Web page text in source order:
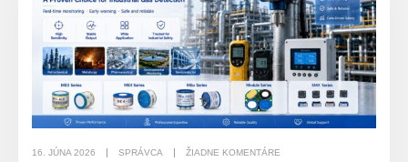
16. JÚNA 2026 SPRÁVCA ŽIADNE KOMENTÁRE